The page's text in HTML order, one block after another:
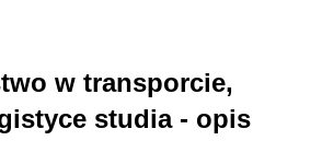
w transporcie,
studia - opis